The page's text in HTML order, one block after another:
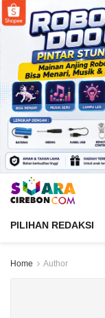
PILIHAN REDAKSI
Home Author